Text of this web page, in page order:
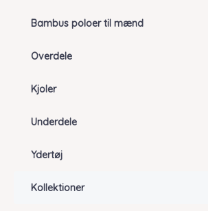
Bambus poloer til mænd
Overdele
Kjoler
Underdele
Ydertøj
Kollektioner